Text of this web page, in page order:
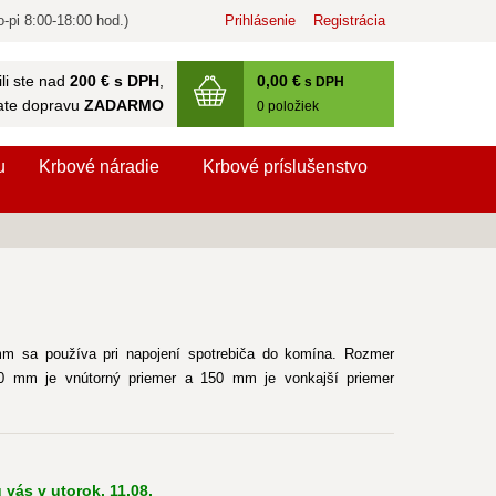
ste nad 200 € s DPH ,
dopravu ZADARMO
0,00 € s DPH
0 položiek
Prihlásenie Registrácia
pi 8:00-18:00 hod.)
Krbové náradie Krbové príslušenstvo
sa používa pri napojení spotrebiča do komína. Rozmer
mm je vnútorný priemer a 150 mm je vonkajší priemer
v utorok, 11.08.